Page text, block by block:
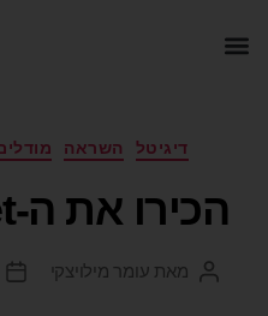
דיגיטל השראה
הכירו את ה-Silver Market
מאת עומר מילויצקי